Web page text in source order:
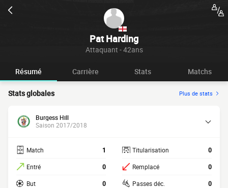
Pat Harding
Attaquant - 42ans
Résumé Carrière Stats Matchs
Stats globales Plus de stats
Burgess Hill
Saison 2017/2018
Match 1
Entré 0
But 0
Titularisation 0
Remplacé 0
Passes déc. 0